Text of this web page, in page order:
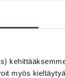
myös